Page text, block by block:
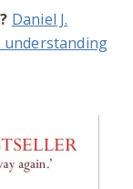
Daniel J.
understanding